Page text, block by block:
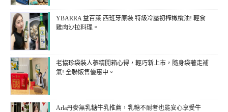
YBARRA 益百萊 西班牙原裝 特級冷壓初榨橄欖油! 輕食
雞肉沙拉料理。
老協珍袋裝人蔘精開箱心得，輕巧新上市，隨身袋著走補
氣! 全聯販售優惠中。
Arla丹麥無乳糖牛乳推薦，乳糖不耐者也能安心享受牛